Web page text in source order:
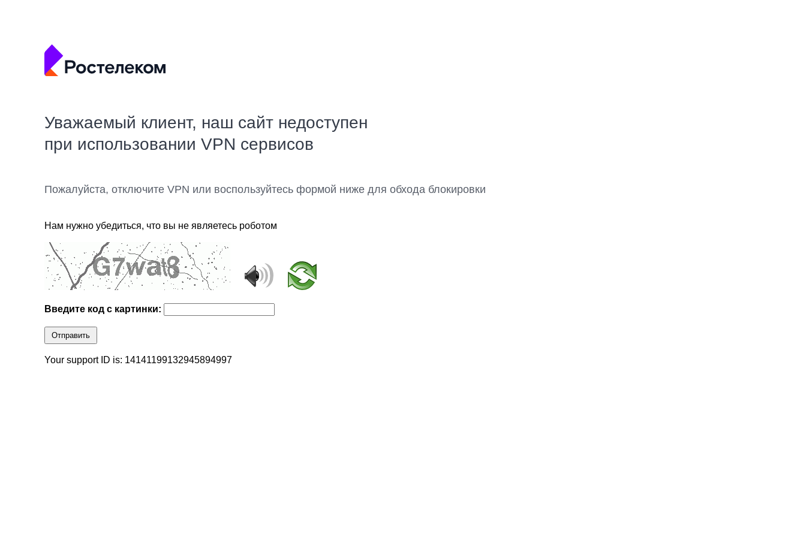
Уважаемый клиент, наш сайт недоступен
при использовании VPN сервисов
Пожалуйста, отключите VPN или воспользуйтесь формой ниже для обхода блокировки
Нам нужно убедиться, что вы не являетесь роботом
Введите код с картинки:
Отправить
Your support ID is: 14141199132945894997